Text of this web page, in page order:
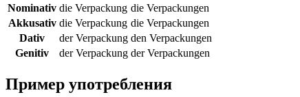
Nominativ die Verpackung die Verpackungen
Akkusativ die Verpackung die Verpackungen
Dativ
der Verpackung den Verpackungen
Genitiv
der Verpackung der Verpackungen
Пример употребления